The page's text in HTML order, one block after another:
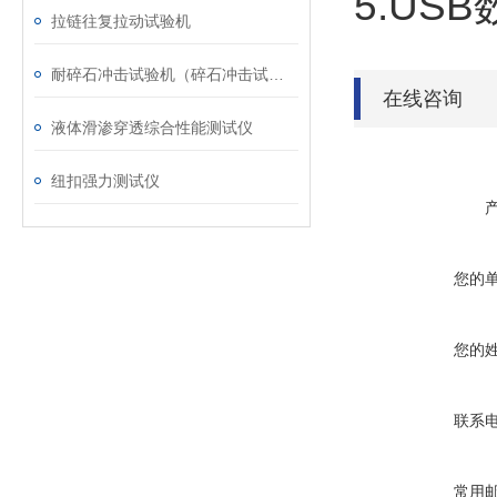
拉链往复拉动试验机
液体滑渗穿透综合性能测试仪
纽扣强力测试仪
在线咨询
您的
您的
联系
常用